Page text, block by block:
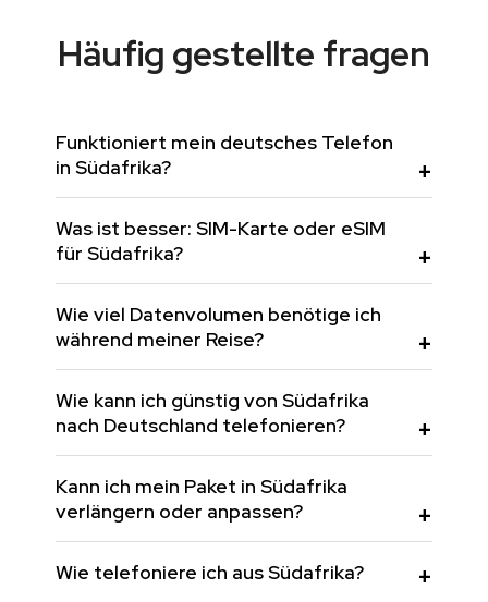
Häufig gestellte fragen
Funktioniert mein deutsches Telefon
in Südafrika?
Was ist besser: SIM-Karte oder eSIM
für Südafrika?
Wie viel Datenvolumen benötige ich
während meiner Reise?
Wie kann ich günstig von Südafrika
nach Deutschland telefonieren?
Kann ich mein Paket in Südafrika
verlängern oder anpassen?
Wie telefoniere ich aus Südafrika?